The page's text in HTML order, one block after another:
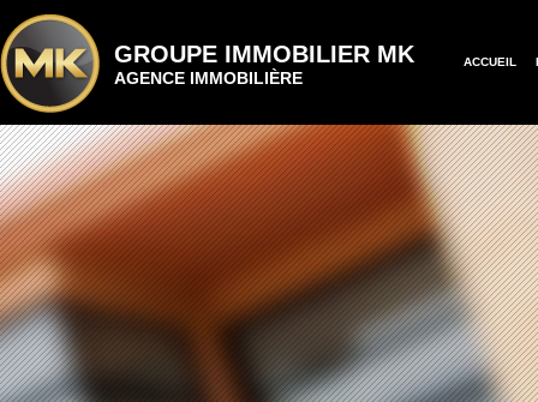
GROUPE IMMOBILIER MK
AGENCE IMMOBILIÈRE
ACCUEIL